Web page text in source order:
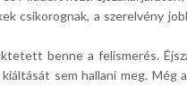
csikorognak, a szerelvény
benne a felismerés.
sem hallani meg.